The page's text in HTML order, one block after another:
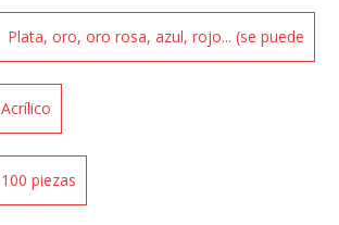
Plata, oro, oro rosa, azul, rojo... (se puede
Acrílico
100 piezas